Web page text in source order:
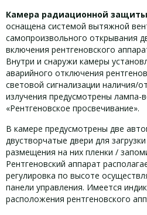
Камера радиационной защиты
оснащена системой вытяжной
самопроизвольного открывания
включения рентгеновского
Внутри и снаружи камеры
аварийного отключения
световой сигнализации наличия/
излучения предусмотрены лампа-
«Рентгеновское просвечивание».
В камере предусмотрены две
двустворчатые двери для
размещения на них пленки /
Рентгеновский аппарат
регулировка по высоте
панели управления. Имеется
расположения рентгеновского